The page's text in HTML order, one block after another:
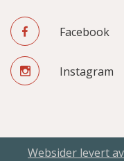
Facebook
Instagram
Websider levert